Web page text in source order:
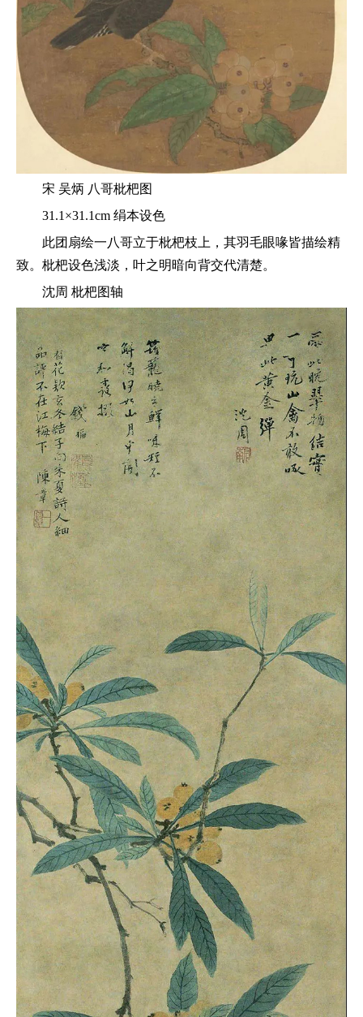
宋 吴炳 八哥枇杷图
31.1×31.1cm 绢本设色
此团扇绘一八哥立于枇杷枝上，其羽毛眼喙皆描绘精
致。枇杷设色浅淡，叶之明暗向背交代清楚。
沈周 枇杷图轴